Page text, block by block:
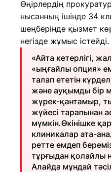
Өңірлердің
нысанның ішінде 34
шеңберінде қызмет
негізде жұмыс істейді.
«Айта кетерлігі,
«ыңғайлы опция»
талап ететін
және ауқымды бір
жүрек-қантамыр,
жүйесі тарапынан
мүмкін.Өкінішке
клиникалар ата-
ретте емдеп
тұрғыдан қолайлы
Алайда мұндай